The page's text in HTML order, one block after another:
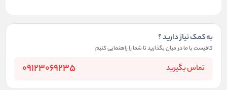
به کمک نیاز دارید ؟
کافیست با ما در میان بگذارید تا شما را راهنمایی کنیم
تماس بگیرید 09123069235